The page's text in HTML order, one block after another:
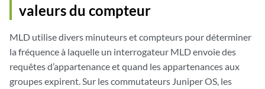
valeurs du compteur
MLD utilise divers minuteurs et compteurs pour déterminer
la fréquence à laquelle un interrogateur MLD envoie des
requêtes d’appartenance et quand les appartenances aux
groupes expirent. Sur les commutateurs Juniper OS, les